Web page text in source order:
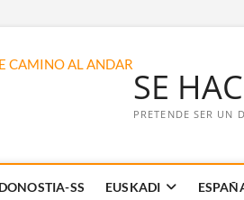
SE
PRETENDE SER UN
DONOSTIA-SS EUSKADI